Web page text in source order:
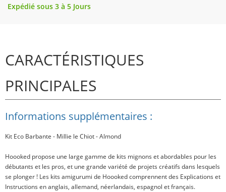
Expédié sous 3 à 5 Jours
CARACTÉRISTIQUES
PRINCIPALES
Informations supplémentaires :
Kit Eco Barbante - Millie le Chiot - Almond
Hoooked propose une large gamme de kits mignons et abordables pour les
débutants et les pros, et une grande variété de projets créatifs dans lesquels
se plonger ! Les kits amigurumi de Hoooked comprennent des Explications et
Instructions en anglais, allemand, néerlandais, espagnol et français.